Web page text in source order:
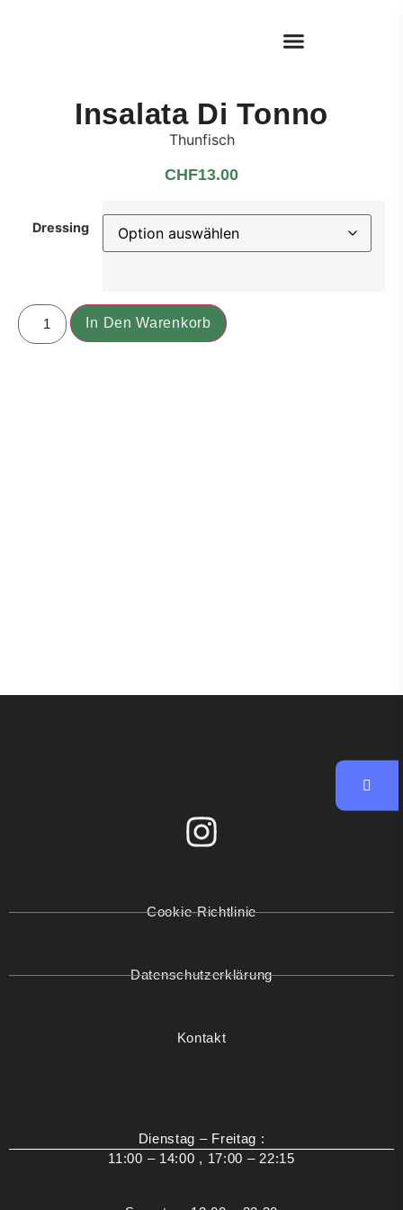
Insalata Di Tonno
Thunfisch
CHF13.00
Dressing
In Den Warenkorb
Cookie-Richtlinie
Datenschutzerklärung
Kontakt
Dienstag – Freitag :
11:00 – 14:00 , 17:00 – 22:15